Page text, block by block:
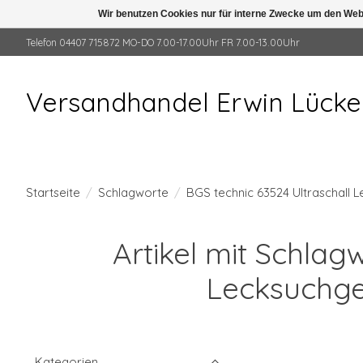
Telefon 04407 715872 MO-DO 7.00-17.00Uhr FR 7.00-13.00Uhr
Versandhandel Erwin
Startseite / Schlagworte / BGS technic 63524 Ultraschall
Artikel mit
Wir benutzen Cookies nur für interne Zwecke um den